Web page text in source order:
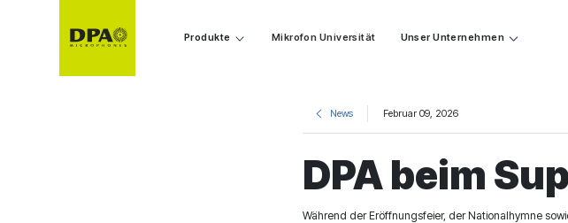
Produkte Mikrofon Universität Unser Unternehmen
News Februar 09, 2026
DPA beim
Während der Eröffnungsfeier, der Nationalhymne